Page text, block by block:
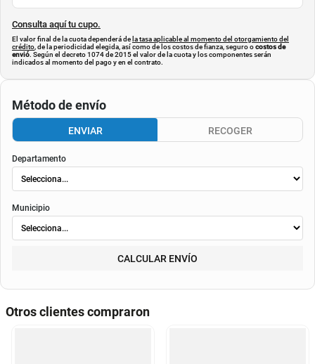
Consulta aquí tu cupo.
El valor final de la cuota dependerá de la tasa aplicable al momento del otorgamiento del
crédito , de la periodicidad elegida, así como de los costos de fianza, seguro ocostos de
envió. Según el decreto 1074 de 2015 el valor de la cuota y los componentes serán
indicados al momento del pago y en el contrato.
Método de envío
ENVIAR RECOGER
Departamento
Municipio
CALCULAR ENVÍO
Otros clientes compraron